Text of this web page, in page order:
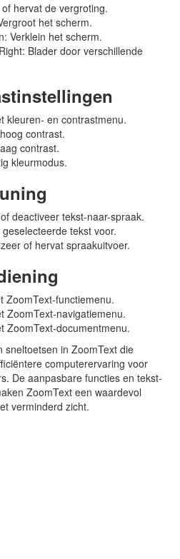
hervat de vergroting.
het scherm.
Verklein het scherm.
Blader door verschillende
kleuren- en contrastmenu.
contrast.
contrast.
kleurmodus.
deactiveer tekst-naar-spraak.
tekst voor.
of hervat spraakuitvoer.
ZoomText-functiemenu.
ZoomText-navigatiemenu.
ZoomText-documentmenu.
sneltoetsen in ZoomText die
computerervaring voor
De aanpasbare functies en tekst-
ZoomText een waardevol
verminderd zicht.